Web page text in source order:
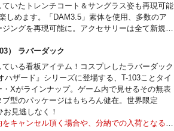
いたトレンチコート＆サングラス姿も再現可能
しめます。「DAM3.5」素体を使用、多数のア
ングを再現可能に。アクセサリーは全て新規製
） ラバーダック
いる看板アイテム！コスプレしたラバーダック
ザード』シリーズに登場する、T-103ことタイ
Xがラインナップ。ゲーム内で見せるその無表
型のパッケージはもちろん健在。世界限定
見逃しなく！
キャンセル頂く場合や、分納での入荷となる場